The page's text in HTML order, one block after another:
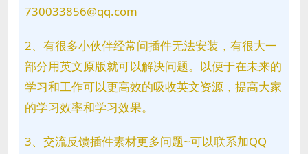
730033856@qq.com
2、有很多小伙伴经常问插件无法安装，有很大一
部分用英文原版就可以解决问题。以便于在未来的
学习和工作可以更高效的吸收英文资源，提高大家
的学习效率和学习效果。
3、交流反馈插件素材更多问题~可以联系加QQ